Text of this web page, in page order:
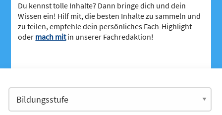
Du kennst tolle Inhalte? Dann bringe dich und dein
Wissen ein! Hilf mit, die besten Inhalte zu sammeln und
zu teilen, empfehle dein persönliches Fach-Highlight
oder mach mitin unserer Fachredaktion!